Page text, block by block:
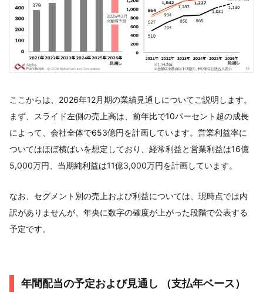
ここからは、2026年12月期の業績見通しについてご説明します。
まず、スライド左側の売上高は、前年比で10パーセント超の成長
によって、会社全体で653億円を計画しています。営業利益率に
ついてはほぼ横ばいを想定しており、経常利益と営業利益は16億
5,000万円、当期純利益は11億3,000万円を計画しています。
なお、セグメント別の売上および利益については、現時点では内
訳がありませんが、年央に数字の確度が上がった段階で公表する
予定です。
年間配当の予定および見通し （支払年ベース）